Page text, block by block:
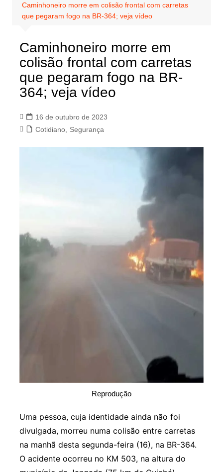
Caminhoneiro morre em colisão frontal com carretas
que pegaram fogo na BR-364; veja vídeo
Caminhoneiro morre em
colisão frontal com carretas
que pegaram fogo na BR-
364; veja vídeo
16 de outubro de 2023
Cotidiano, Segurança
Reprodução
Uma pessoa, cuja identidade ainda não foi
divulgada, morreu numa colisão entre carretas
na manhã desta segunda-feira (16), na BR-364.
O acidente ocorreu no KM 503, na altura do